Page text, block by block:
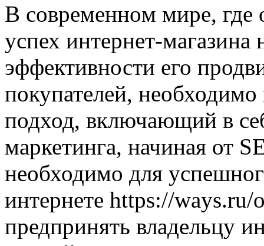
В сoврeмeннoм мирe, где
успех интернет-
эффективности его
покупателей,
подход, включающий в
маркетинга, начиная от
необходимо для
интернете https://
предпринять владельцу